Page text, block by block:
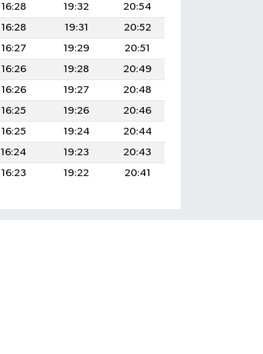
16:28 19:32
20:54
16:28 19:31
20:52
16:27 19:29
20:51
16:26 19:28
20:49
16:26 19:27
20:48
16:25 19:26
20:46
16:25 19:24
20:44
16:24 19:23
20:43
16:23 19:22 20:41